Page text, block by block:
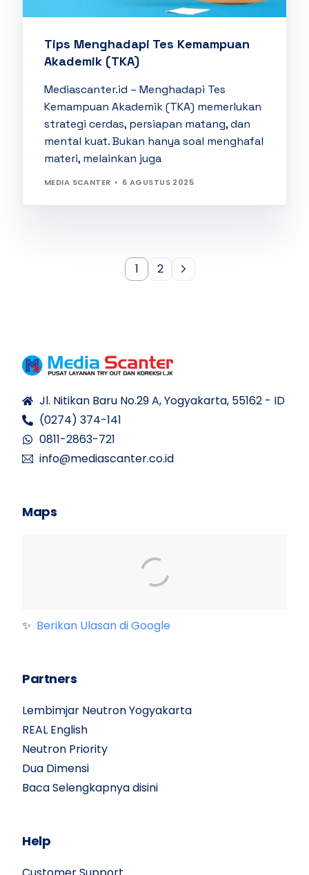
Tips Menghadapi Tes Kemampuan
Akademik (TKA)
Mediascanter.id – Menghadapi Tes
Kemampuan Akademik (TKA) memerlukan
strategi cerdas, persiapan matang, dan
mental kuat. Bukan hanya soal menghafal
materi, melainkan juga
MEDIA SCANTER 6 AGUSTUS 2025
1 2
Jl. Nitikan Baru No.29 A, Yogyakarta, 55162 - ID
(0274) 374-141
0811-2863-721
info@mediascanter.co.id
Maps
✨ Berikan Ulasan di Google
Partners
Lembimjar Neutron Yogyakarta
REAL English
Neutron Priority
Dua Dimensi
Baca Selengkapnya disini
Help